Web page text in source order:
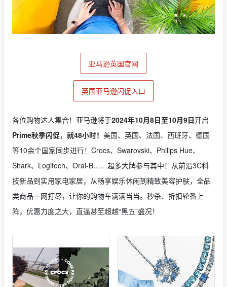
亚马逊英国官网
英国亚马逊闪促入口
各位购物达人集合！亚马逊将于2024年10月8日至10月9日开启
Prime秋季闪促， 就48小时！ 美国、英国、法国、西班牙、德国
等10余个国家同步进行！Crocs、Swarovski、Philips Hue、
Shark、Logitech、Oral-B……超多大牌参与其中！从前沿3C科
技新品到实用家电家居，从畅享娱乐休闲到精致美容护肤，全品
类商品一网打尽，让你的购物车满满当当。秒杀、折扣轮番上
阵，优惠力度之大，直逼甚至超越“黑五”盛况！